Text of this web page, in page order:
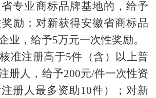
专业商标品牌基地的，给予
励；对新获得安徽省商标品
业，给予5万元一次性奖励。
准注册高于5件（含）以上普
册人，给予200元/件一次性资
册人最多资助10件）；对新